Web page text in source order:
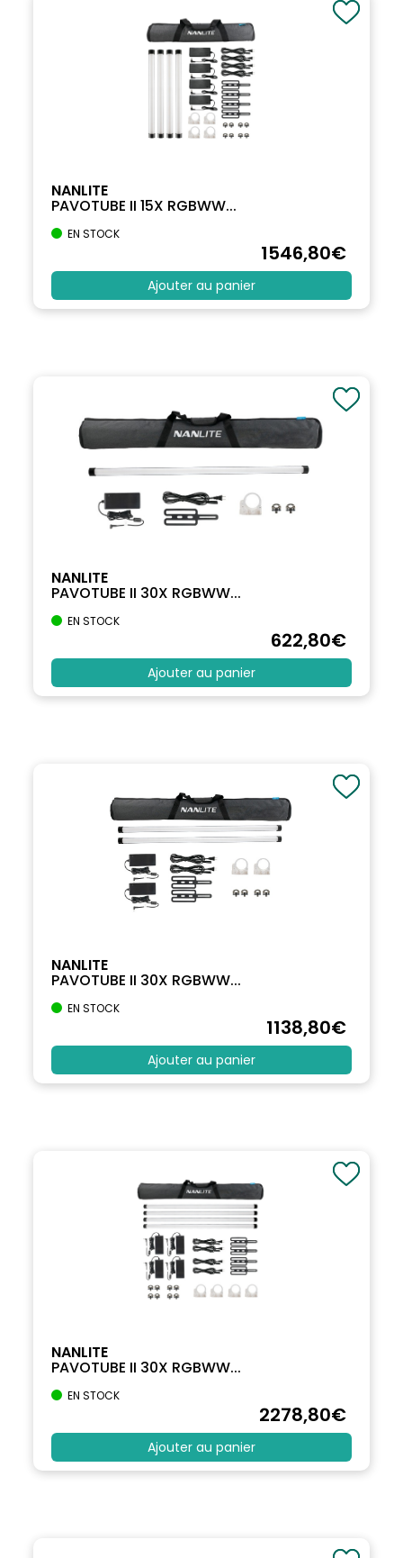
NANLITE
PAVOTUBE II 15X RGBWW...
EN STOCK
1546,80€
Ajouter au panier
NANLITE
PAVOTUBE II 30X RGBWW...
EN STOCK
622,80€
Ajouter au panier
NANLITE
PAVOTUBE II 30X RGBWW...
EN STOCK
1138,80€
Ajouter au panier
NANLITE
PAVOTUBE II 30X RGBWW...
EN STOCK
2278,80€
Ajouter au panier